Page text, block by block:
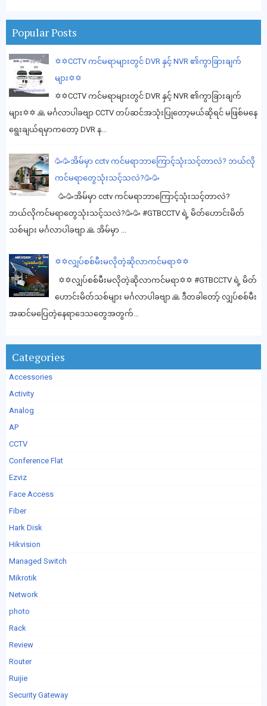
Popular Posts
✡️✡️CCTV ကင်မရာများတွင် DVR နှင့် NVR ၏ကွာခြားချက်
များ✡️✡️
✡️✡️CCTV ကင်မရာများတွင် DVR နှင့် NVR ၏ကွာခြားချက်
များ✡️✡️ 🙏 မင်္ဂလာပါခဗျာ CCTV တပ်ဆင်အသုံးပြုတော့မယ်ဆိုရင် မဖြစ်မနေ
ရွေးချယ်ရမှာကတော့ DVR န...
🥳🥳အိမ်မှာ cctv ကင်မရာဘာကြောင့်သုံးသင့်တာလဲ? ဘယ်လို
ကင်မရာတွေသုံးသင့်သလဲ?🥳🥳
🥳🥳အိမ်မှာ cctv ကင်မရာဘာကြောင့်သုံးသင့်တာလဲ?
ဘယ်လိုကင်မရာတွေသုံးသင့်သလဲ?🥳🥳 #GTBCCTV ရဲ့ မိတ်ဟောင်းမိတ်
သစ်များ မင်္ဂလာပါခဗျာ 🙏 အိမ်မှာ ...
✡️✡️လျှပ်စစ်မီးမလိုတဲ့ဆိုလာကင်မရာ✡️✡️
✡️✡️လျှပ်စစ်မီးမလိုတဲ့ဆိုလာကင်မရာ✡️✡️ #GTBCCTV ရဲ့ မိတ်
ဟောင်းမိတ်သစ်များ မင်္ဂလာပါခဗျာ 🙏 ဒီတခါတော့် လျှပ်စစ်မီး
အဆင်မပြေတဲ့နေရာဒေသတွေအတွက်...
Categories
Accessories
Activity
Analog
AP
CCTV
Conference Flat
Ezviz
Face Access
Fiber
Hark Disk
Hikvision
Managed Switch
Mikrotik
Network
photo
Rack
Review
Router
Ruijie
Security Gateway